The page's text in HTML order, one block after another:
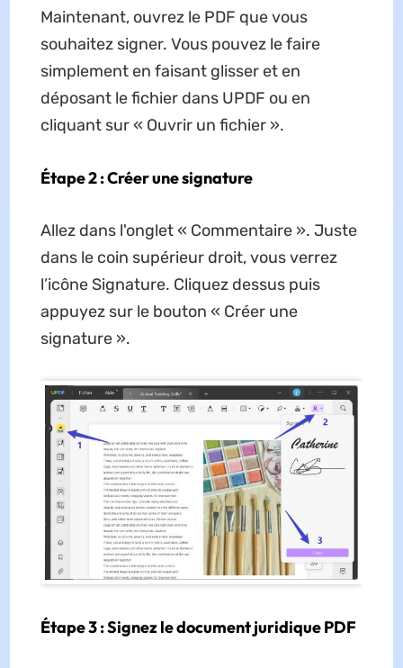
Maintenant, ouvrez le PDF que vous
souhaitez signer. Vous pouvez le faire
simplement en faisant glisser et en
déposant le fichier dans UPDF ou en
cliquant sur « Ouvrir un fichier ».
Étape 2 : Créer une signature
Allez dans l'onglet « Commentaire ». Juste
dans le coin supérieur droit, vous verrez
l’icône Signature. Cliquez dessus puis
appuyez sur le bouton « Créer une
signature ».
Étape 3 : Signez le document juridique PDF